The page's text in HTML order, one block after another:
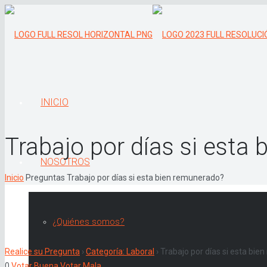
INICIO
NOSOTROS
¿Quiénes somos?
Trabajo por días si esta
Inicio Preguntas Trabajo por días si esta bien remunerado?
Realice su Pregunta › Categoría: Laboral › Trabajo por días si esta